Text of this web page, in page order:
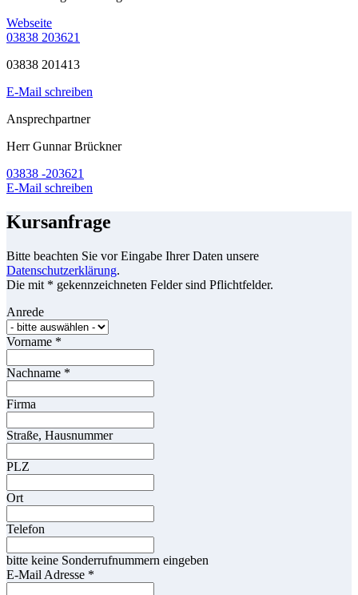
Webseite
03838 203621
03838 201413
E-Mail schreiben
Ansprechpartner
Herr Gunnar Brückner
03838 -203621
E-Mail schreiben
Kursanfrage
Bitte beachten Sie vor Eingabe Ihrer Daten unsere
Datenschutzerklärung.
Die mit * gekennzeichneten Felder sind Pflichtfelder.
Anrede
Vorname *
Nachname *
Firma
Straße, Hausnummer
PLZ
Ort
Telefon
bitte keine Sonderrufnummern eingeben
E-Mail Adresse *